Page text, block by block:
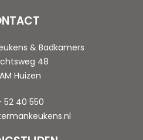
& Badkamers
48
Huizen
52 40 550